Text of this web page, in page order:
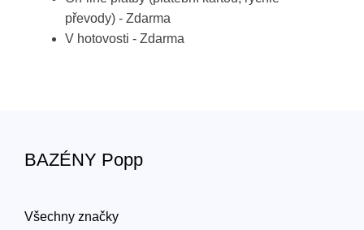
převody) - Zdarma
V hotovosti - Zdarma
BAZÉNY Popp
Všechny značky